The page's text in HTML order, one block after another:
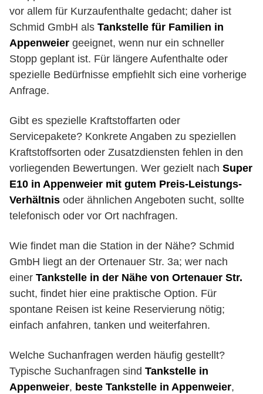
vor allem für Kurzaufenthalte gedacht; daher ist
Schmid GmbH als Tankstelle für Familien in
Appenweier geeignet, wenn nur ein schneller
Stopp geplant ist. Für längere Aufenthalte oder
spezielle Bedürfnisse empfiehlt sich eine vorherige
Anfrage.
Gibt es spezielle Kraftstoffarten oder
Servicepakete? Konkrete Angaben zu speziellen
Kraftstoffsorten oder Zusatzdiensten fehlen in den
vorliegenden Bewertungen. Wer gezielt nach Super
E10 in Appenweier mit gutem Preis-Leistungs-
Verhältnis oder ähnlichen Angeboten sucht, sollte
telefonisch oder vor Ort nachfragen.
Wie findet man die Station in der Nähe? Schmid
GmbH liegt an der Ortenauer Str. 3a; wer nach
einer Tankstelle in der Nähe von Ortenauer Str.
sucht, findet hier eine praktische Option. Für
spontane Reisen ist keine Reservierung nötig;
einfach anfahren, tanken und weiterfahren.
Welche Suchanfragen werden häufig gestellt?
Typische Suchanfragen sind Tankstelle in
Appenweier, beste Tankstelle in Appenweier,